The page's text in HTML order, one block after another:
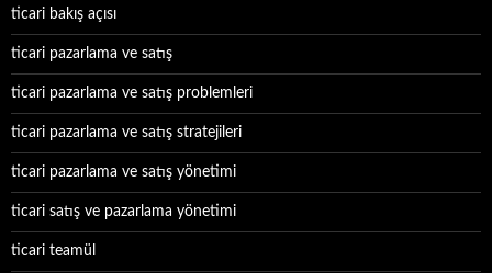
ticari bakış açısı
ticari pazarlama ve satış
ticari pazarlama ve satış problemleri
ticari pazarlama ve satış stratejileri
ticari pazarlama ve satış yönetimi
ticari satış ve pazarlama yönetimi
ticari teamül